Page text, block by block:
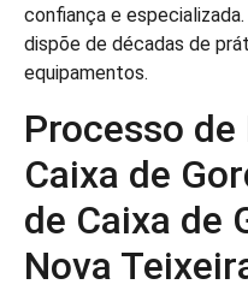
confiança e
dispõe de décadas de
equipamentos.
Processo
Caixa de
de Caixa de
Nova